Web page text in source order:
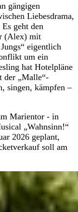
gängigen
Liebesdrama,
geht den
(Alex) mit
eigentlich
um ein
hat Hotelpläne
der „Malle“-
singen, kämpfen –
Marientor - in
„Wahnsinn!“
2026 geplant,
soll am